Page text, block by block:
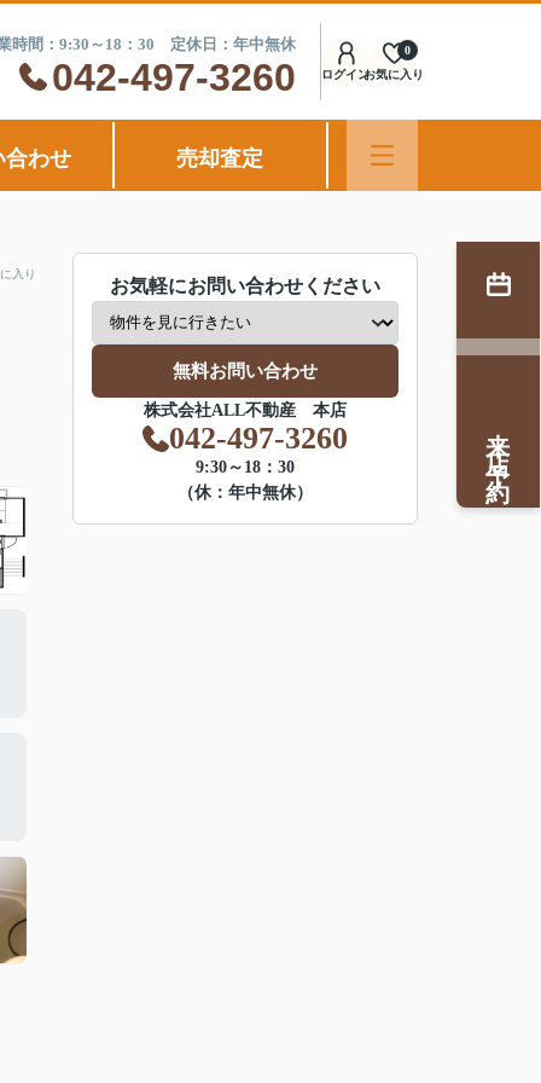
時間：9:30～18：30 定休日：年中無休
042-497-3260 ログインお気に入り
0
合わせ 売却査定
入り
お気軽にお問い合わせください
無料お問い合わせ
株式会社ALL不動産 本店
042-497-3260
9:30～18：30
（休：年中無休）
来店予約